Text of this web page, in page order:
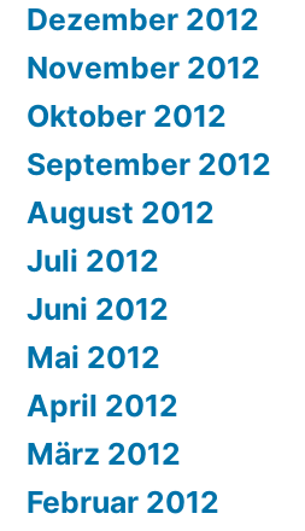
Dezember 2012
November 2012
Oktober 2012
September 2012
August 2012
Juli 2012
Juni 2012
Mai 2012
April 2012
März 2012
Februar 2012